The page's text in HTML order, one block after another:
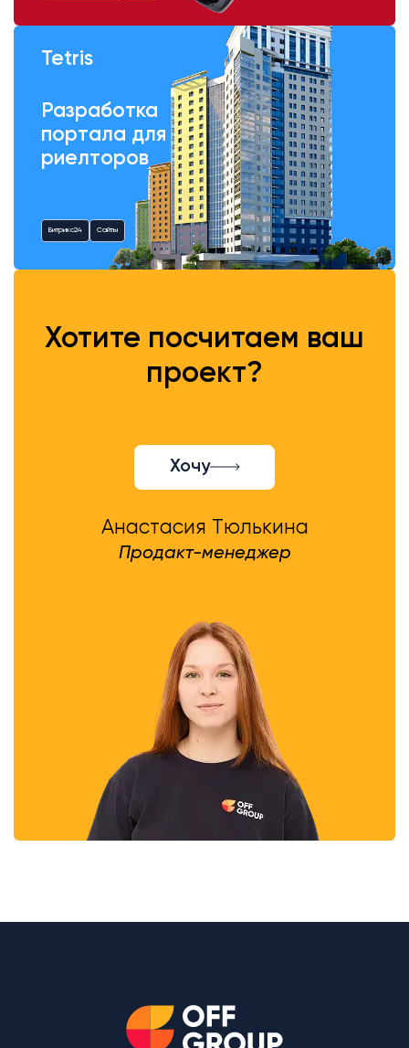
Tetris
Разработка
портала для
риелторов
Битрикс24 Сайты
Хотите посчитаем ваш
проект?
Хочу
Анастасия Тюлькина
Продакт-менеджер